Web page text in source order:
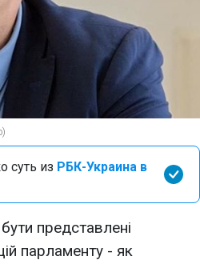
суть из РБК-Украина в
представлені
парламенту - як